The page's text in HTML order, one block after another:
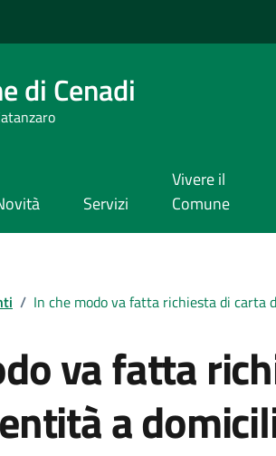
di Cenadi
Servizi
Vivere il
Comune
/ In che modo va fatta richiesta di carta
va fatta
a